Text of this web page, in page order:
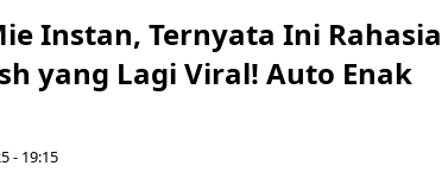
Instan, Ternyata Ini Rahasia
yang Lagi Viral! Auto Enak
- 19:15